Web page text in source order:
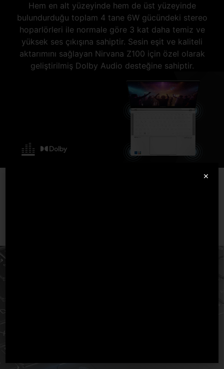
Hem en alt yüzeyinde hem de üst yüzeyinde
bulundurduğu toplam 4 tane 6W gücündeki stereo
hoparlörleri ile normale göre 3 kat daha temiz ve
yüksek ses çıkışına sahiptir. Sesin eşit ve kaliteli
aktarımını sağlayan Nirvana Z100 için özel olarak
geliştirilmiş Dolby Audio desteğine sahiptir.
×